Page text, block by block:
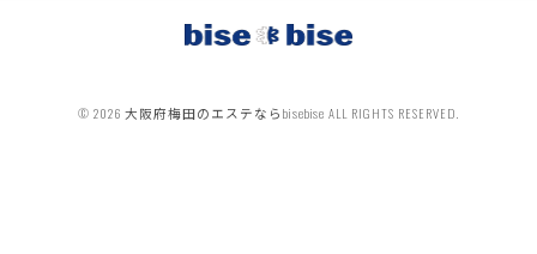
© 2026 大阪府梅田のエステならbisebise ALL RIGHTS RESERVED.